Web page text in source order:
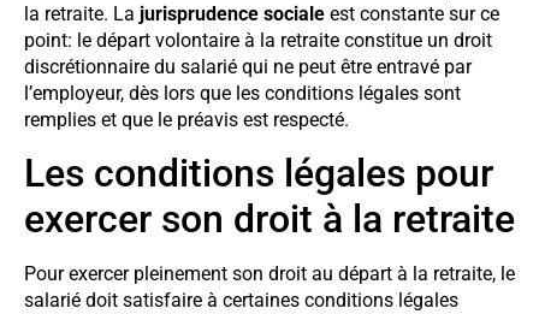
la retraite. La jurisprudence sociale est constante sur ce
point: le départ volontaire à la retraite constitue un droit
discrétionnaire du salarié qui ne peut être entravé par
l’employeur, dès lors que les conditions légales sont
remplies et que le préavis est respecté.
Les conditions légales pour
exercer son droit à la retraite
Pour exercer pleinement son droit au départ à la retraite, le
salarié doit satisfaire à certaines conditions légales